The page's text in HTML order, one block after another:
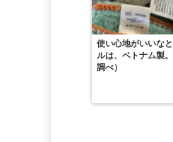
使い心地がいいな
ルは、ベトナム製
調べ）